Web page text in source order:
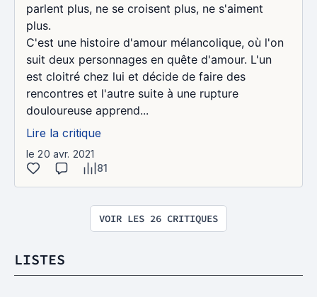
parlent plus, ne se croisent plus, ne s'aiment
plus.
C'est une histoire d'amour mélancolique, où l'on
suit deux personnages en quête d'amour. L'un
est cloitré chez lui et décide de faire des
rencontres et l'autre suite à une rupture
douloureuse apprend...
Lire la critique
le 20 avr. 2021
81
VOIR LES 26 CRITIQUES
LISTES